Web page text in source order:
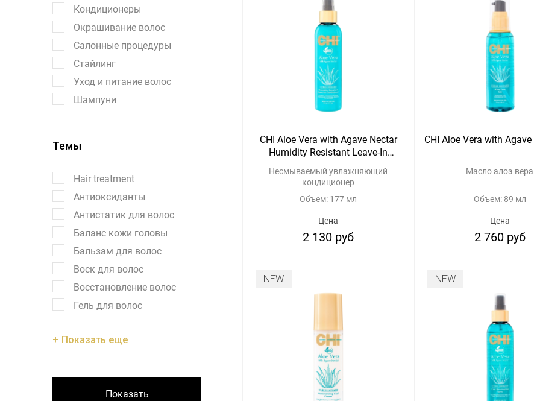
Кондиционеры
Окрашивание волос
Салонные процедуры
Стайлинг
Уход и питание волос
Шампуни
Темы
Hair treatment
Антиоксиданты
Антистатик для волос
Баланс кожи головы
Бальзам для волос
Воск для волос
Восстановление волос
Гель для волос
Показать еще
Показать
CHI Aloe Vera with Agave Nectar
Humidity Resistant Leave-In
Conditioner
Несмываемый увлажняющий
кондиционер
Объем: 177 мл
Цена
2 130 руб
CHI Aloe Vera with
Масло алоэ вера
Объем: 89 мл
Цена
2 760 руб
NEW NEW